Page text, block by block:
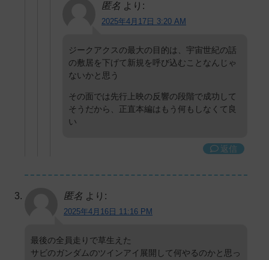
匿名 より:
2025年4月17日 3:20 AM
ジークアクスの最大の目的は、宇宙世紀の話
の敷居を下げて新規を呼び込むことなんじゃ
ないかと思う
その面では先行上映の反響の段階で成功して
そうだから、正直本編はもう何もしなくて良
い
返信
匿名 より:
2025年4月16日 11:16 PM
最後の全員走りで草生えた
サビのガンダムのツインアイ展開して何やるのかと思っ